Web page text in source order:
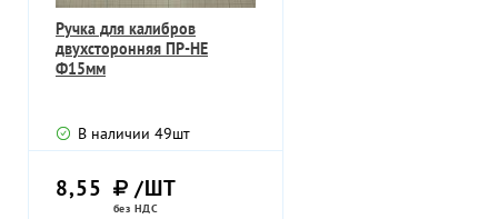
Ручка для калибров
двухсторонняя ПР-НЕ
Ф15мм
В наличии 49шт
8,55 /ШТ
без НДС